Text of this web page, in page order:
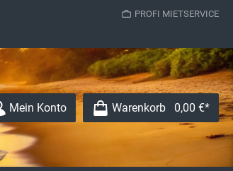
PROFI MIETSERVICE
Mein Konto Warenkorb 0,00 €*